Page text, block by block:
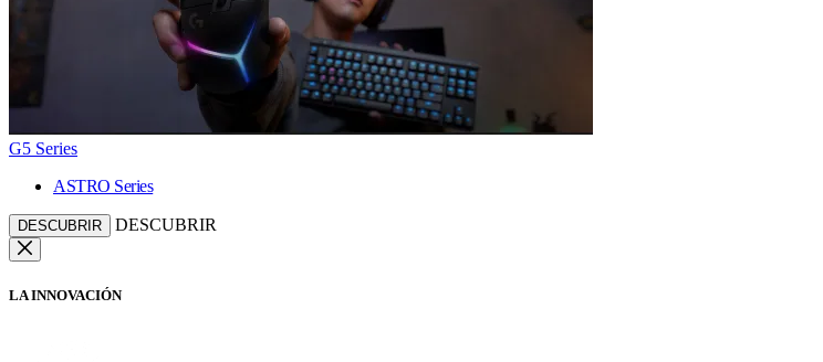
G5 Series
ASTRO Series
DESCUBRIR DESCUBRIR
LA INNOVACIÓN